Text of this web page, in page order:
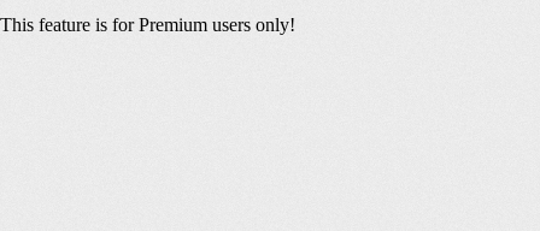
This feature is for Premium users only!